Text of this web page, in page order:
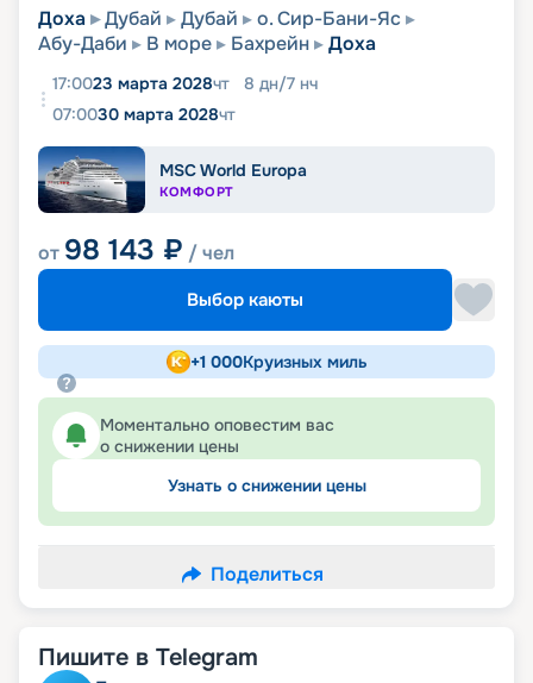
Доха Дубай Дубай
о. Сир-Бани-Яс
Абу-Даби
В море Бахрейн Доха
17:0023 марта 2028чт 8 дн/7 нч
07:0030 марта 2028чт
MSC World Europa
КОМФОРТ
от 98 143 ₽ / чел
Выбор каюты
+1 000Круизных миль
Моментально оповестим вас
о снижении цены
Узнать о снижении цены
Поделиться
Пишите в Telegram